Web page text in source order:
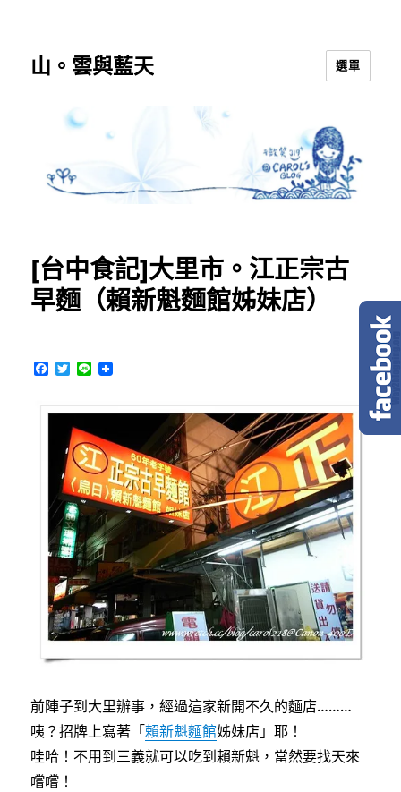
山。雲與藍天 選單
[台中食記]大里市。江正宗古
早麵（賴新魁麵館姊妹店）
F
e
T
t
t
e
r
L
e
前陣子到大里辦事，經過這家新開不久的麵店………
咦？招牌上寫著「賴新魁麵館姊妹店」耶！
哇哈！不用到三義就可以吃到賴新魁，當然要找天來
嚐嚐！